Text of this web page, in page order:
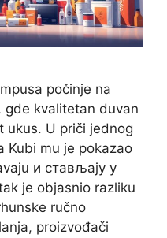
počinje na
gde kvalitetan duvan
ukus. U priči jednog
Kubi mu je pokazao
и стављају у
je objasnio razliku
ručno
proizvođači